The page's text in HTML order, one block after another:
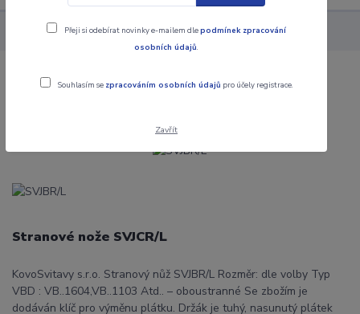
Nástroje - Kovoobrábění SVJBR/L
SVJBR/L
Stranové nože SVJCR/L
KovoSvitavy s.r.o. Stranový nůž SVJBR/L Rozměr: dle volby Typ
VBD : VB..1604,VB..1103 Atd.. – oboustranné Se zbožím je
dodáván klíč pro výměnu plátku. Držák je tuhý, nasunutý plátek
Přeji si odebírat novinky e-mailem dlepodmínek zpracování
osobních údajů.
Souhlasím se zpracováním osobních údajů pro účely registrace.
Zavřít